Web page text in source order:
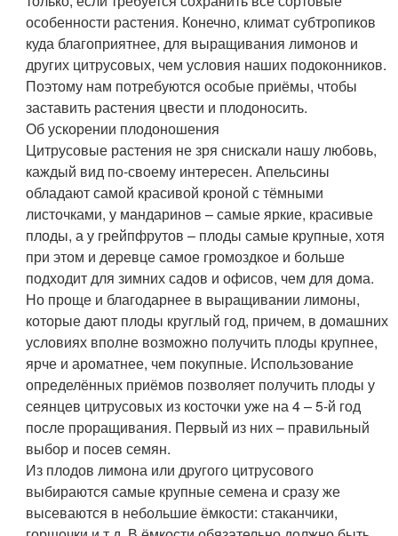
особенности растения. Конечно, климат субтропиков
куда благоприятнее, для выращивания лимонов и
других цитрусовых, чем условия наших подоконников.
Поэтому нам потребуются особые приёмы, чтобы
заставить растения цвести и плодоносить.
Об ускорении плодоношения
Цитрусовые растения не зря снискали нашу любовь,
каждый вид по-своему интересен. Апельсины
обладают самой красивой кроной с тёмными
листочками, у мандаринов – самые яркие, красивые
плоды, а у грейпфрутов – плоды самые крупные, хотя
при этом и деревце самое громоздкое и больше
подходит для зимних садов и офисов, чем для дома.
Но проще и благодарнее в выращивании лимоны,
которые дают плоды круглый год, причем, в домашних
условиях вполне возможно получить плоды крупнее,
ярче и ароматнее, чем покупные. Использование
определённых приёмов позволяет получить плоды у
сеянцев цитрусовых из косточки уже на 4 – 5-й год
после проращивания. Первый из них – правильный
выбор и посев семян.
Из плодов лимона или другого цитрусового
выбираются самые крупные семена и сразу же
высеваются в небольшие ёмкости: стаканчики,